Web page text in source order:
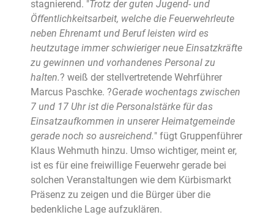
stagnierend. "Trotz der guten Jugend- und
Öffentlichkeitsarbeit, welche die Feuerwehrleute
neben Ehrenamt und Beruf leisten wird es
heutzutage immer schwieriger neue Einsatzkräfte
zu gewinnen und vorhandenes Personal zu
halten.? weiß der stellvertretende Wehrführer
Marcus Paschke. ?Gerade wochentags zwischen
7 und 17 Uhr ist die Personalstärke für das
Einsatzaufkommen in unserer Heimatgemeinde
gerade noch so ausreichend." fügt Gruppenführer
Klaus Wehmuth hinzu. Umso wichtiger, meint er,
ist es für eine freiwillige Feuerwehr gerade bei
solchen Veranstaltungen wie dem Kürbismarkt
Präsenz zu zeigen und die Bürger über die
bedenkliche Lage aufzuklären.